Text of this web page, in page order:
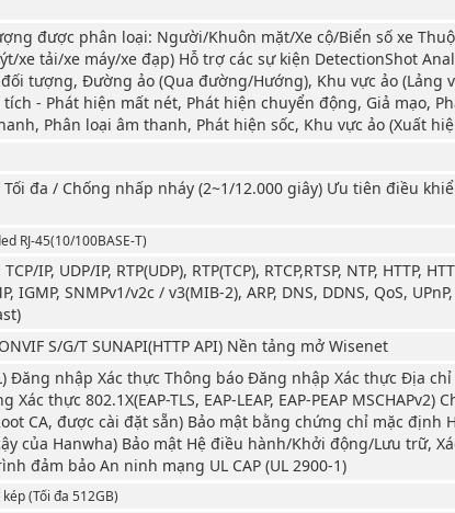
được phân loại: Người/Khuôn mặt/Xe cộ/Biển số xe
xe tải/xe máy/xe đạp) Hỗ trợ các sự kiện DetectionShot
tượng, Đường ảo (Qua đường/Hướng), Khu vực ảo (Lảng
- Phát hiện mất nét, Phát hiện chuyển động, Giả mạo,
Phân loại âm thanh, Phát hiện sốc, Khu vực ảo (Xuất
đa / Chống nhấp nháy (2~1/12.000 giây) Ưu tiên điều
RJ-45(10/100BASE-T)
IP, UDP/IP, RTP(UDP), RTP(TCP), RTCP,RTSP, NTP, HTTP,
IGMP, SNMPv1/v2c / v3(MIB-2), ARP, DNS, DDNS, QoS, UPnP,
S/G/T SUNAPI(HTTP API) Nền tảng mở Wisenet
Đăng nhập Xác thực Thông báo Đăng nhập Xác thực Địa
Xác thực 802.1X(EAP-TLS, EAP-LEAP, EAP-PEAP
CA, được cài đặt sẵn) Bảo mật bằng chứng chỉ mặc định
của Hanwha) Bảo mật Hệ điều hành/Khởi động/Lưu trữ,
đảm bảo An ninh mạng UL CAP (UL 2900-1)
(Tối đa 512GB)